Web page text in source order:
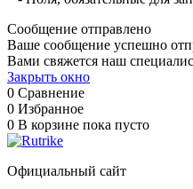
Сообщение отправлено
Ваше сообщение успешно
Вами свяжется наш
Закрыть окно
0 Сравнение
0 Избранное
0 В корзине пока пусто
Официальный сайт